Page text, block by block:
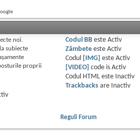
noi.
subiecte
proprii
Codul BBeste Activ
Zâmbeteeste Activ
Codul
[IMG] este Activ
[VIDEO] code is Activ
Codul HTML este
Inactiv
Trackbacksare
Inactiv
Reguli Forum